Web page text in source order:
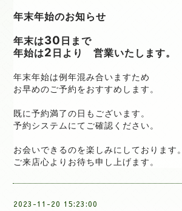
年末年始のお知らせ
年末は30 日まで
年始は2 日より 営業いたします。
年末年始は例年混み合いますため
お早めのご予約をおすすめします。
既に予約満了の日もございます。
予約システムにてご確認ください。
お会いできるのを楽しみにしております。
ご来店心よりお待ち申し上げます。
2023-11-20 15:23:00